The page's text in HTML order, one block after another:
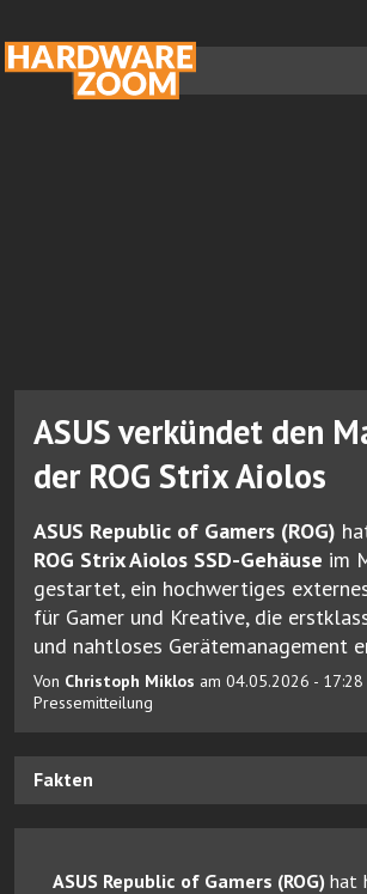
ASUS verkündet den
der ROG Strix Aiolos
ASUS Republic of Gamers (ROG)
ROG Strix Aiolos SSD-Gehäuse im
gestartet, ein hochwertiges
für Gamer und Kreative, die
und nahtloses Gerätemanagement
Von Christoph Miklos am 04.05.2026 - 17:28
Pressemitteilung
Fakten
ASUS Republic of Gamers (ROG) hat